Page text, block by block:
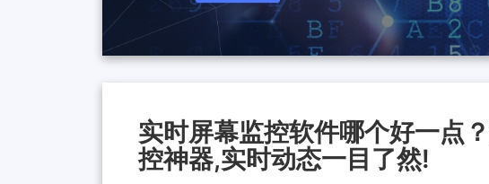
实时屏幕监控软件哪个好一点
控神器,实时动态一目了然!